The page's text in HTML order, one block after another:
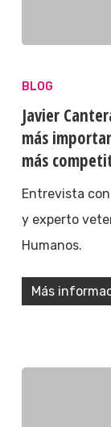
BLOG
Javier
más
más
Entrevista
y experto
Humanos.
Más